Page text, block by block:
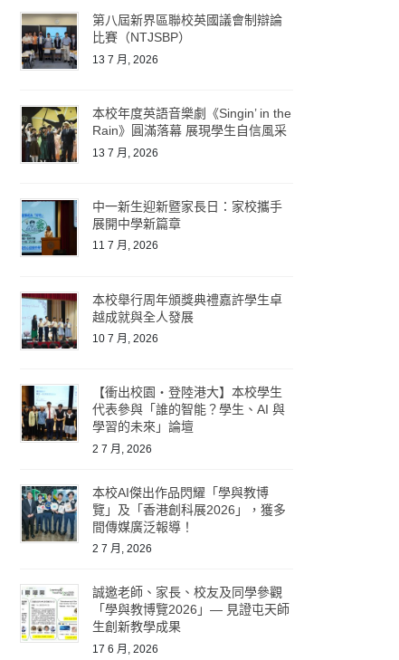
第八屆新界區聯校英國議會制辯論
比賽（NTJSBP）
13 7 月, 2026
本校年度英語音樂劇《Singin’ in the
Rain》圓滿落幕 展現學生自信風采
13 7 月, 2026
中一新生迎新暨家長日：家校攜手
展開中學新篇章
11 7 月, 2026
本校舉行周年頒獎典禮嘉許學生卓
越成就與全人發展
10 7 月, 2026
【衝出校園・登陸港大】本校學生
代表參與「誰的智能？學生、AI 與
學習的未來」論壇
2 7 月, 2026
本校AI傑出作品閃耀「學與教博
覽」及「香港創科展2026」，獲多
間傳媒廣泛報導！
2 7 月, 2026
誠邀老師、家長、校友及同學參觀
「學與教博覽2026」— 見證屯天師
生創新教學成果
17 6 月, 2026